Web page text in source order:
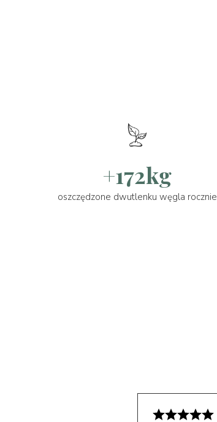
+172kg
oszczędzone dwutlenku węgla rocznie